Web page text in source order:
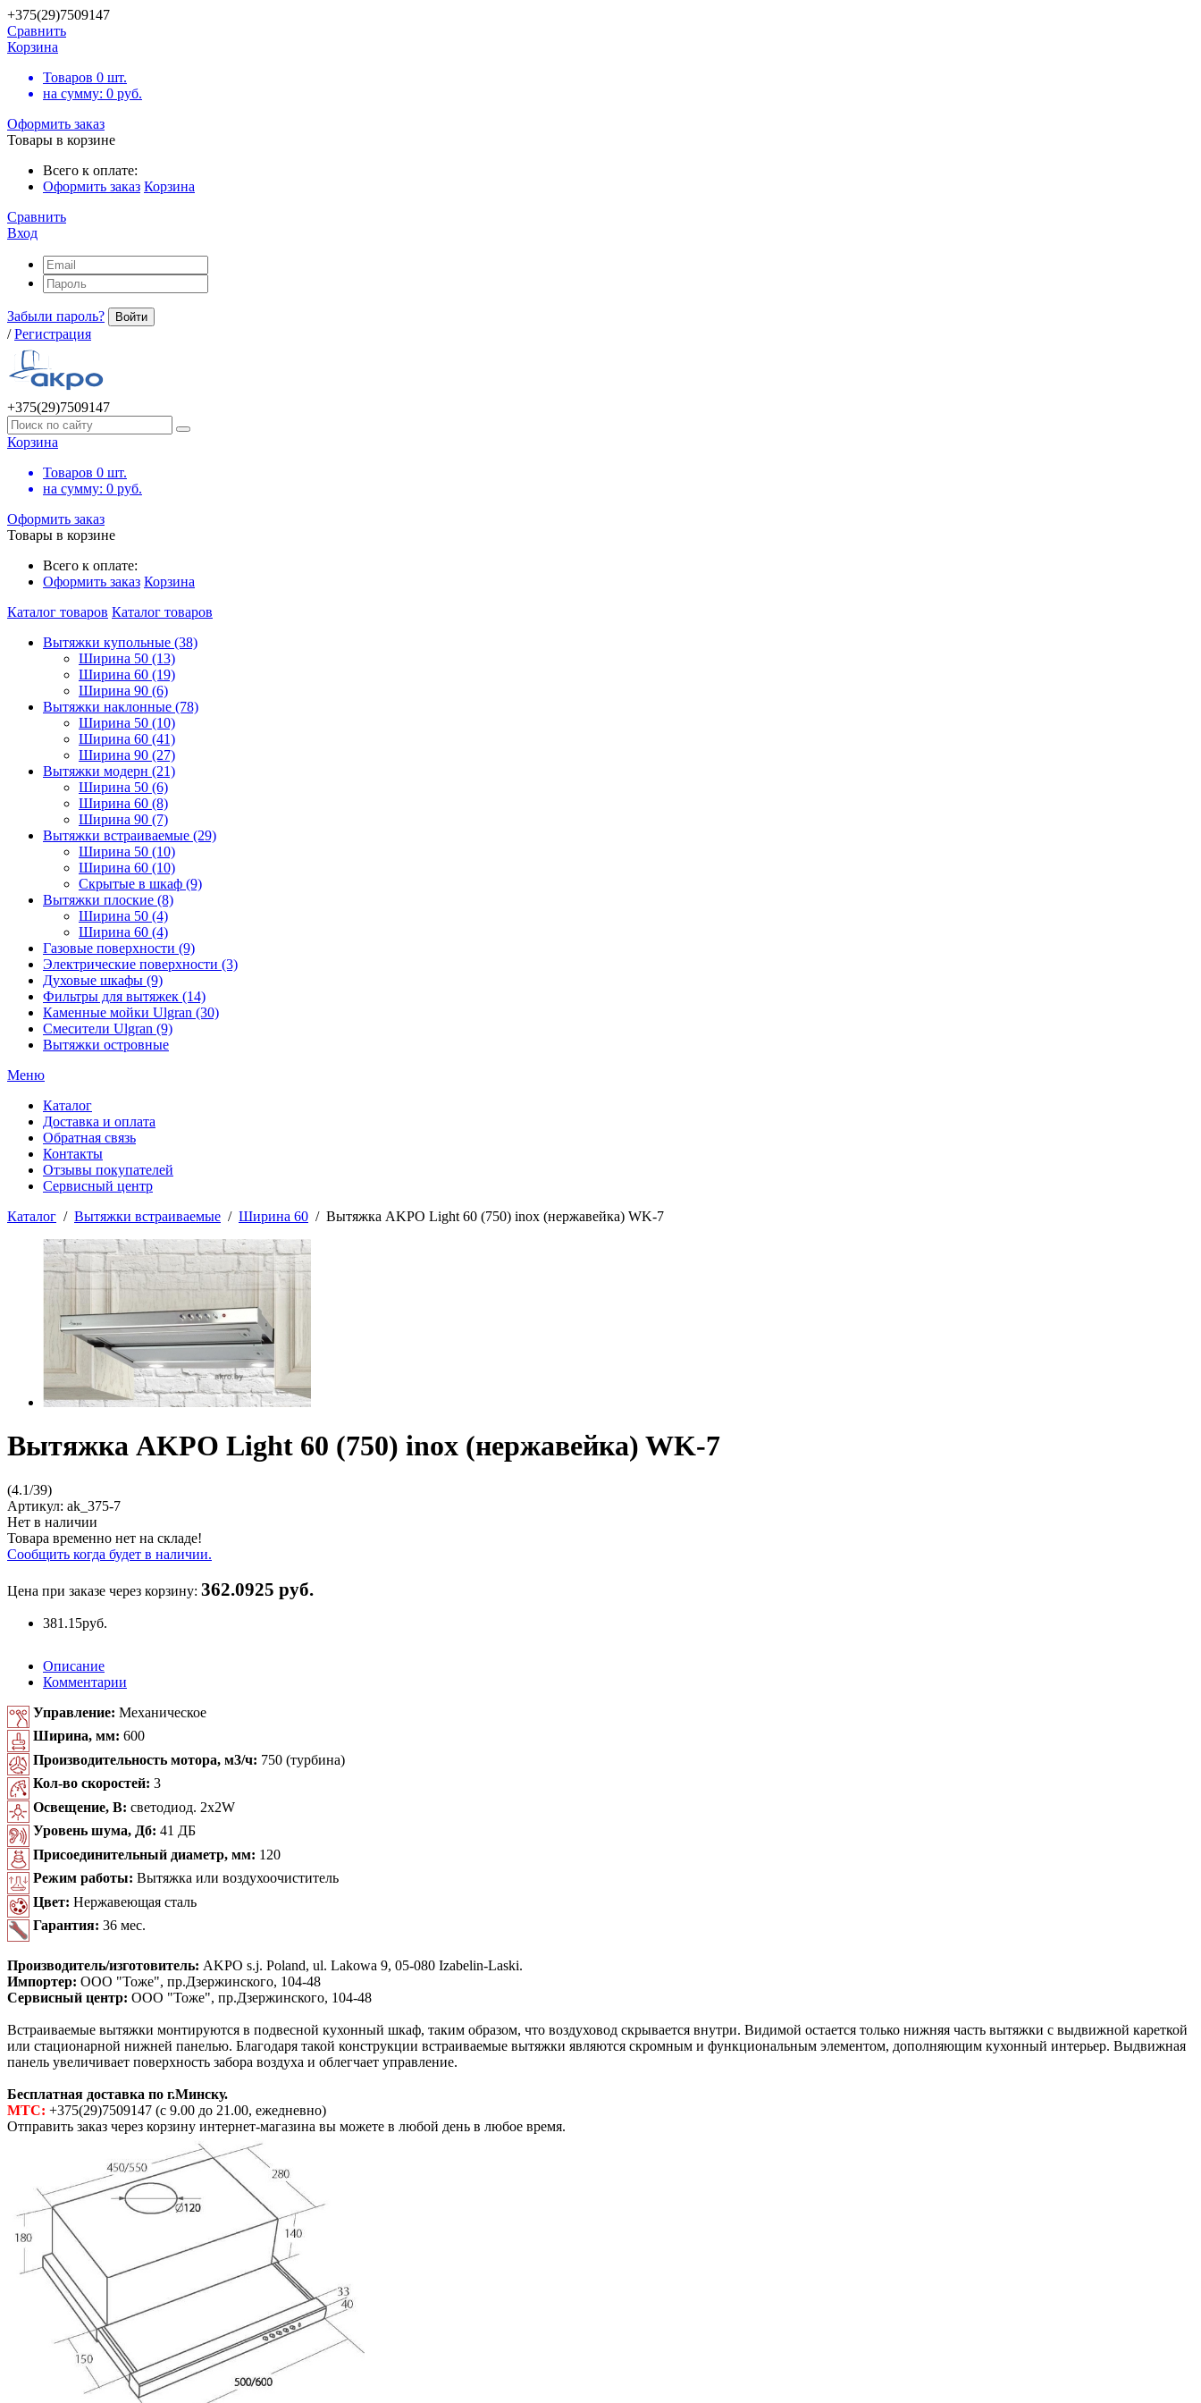
+375(29)7509147
Сравнить
Корзина
Товаров 0 шт.
на сумму: 0 руб.
Оформить заказ
Товары в корзине
Всего к оплате:
Оформить заказ Корзина
Сравнить
Вход
Забыли пароль? Войти
/ Регистрация
+375(29)7509147
Корзина
Товаров 0 шт.
на сумму: 0 руб.
Оформить заказ
Товары в корзине
Всего к оплате:
Оформить заказ Корзина
Каталог товаров Каталог товаров
Вытяжки купольные (38)
Ширина 50 (13)
Ширина 60 (19)
Ширина 90 (6)
Вытяжки наклонные (78)
Ширина 50 (10)
Ширина 60 (41)
Ширина 90 (27)
Вытяжки модерн (21)
Ширина 50 (6)
Ширина 60 (8)
Ширина 90 (7)
Вытяжки встраиваемые (29)
Ширина 50 (10)
Ширина 60 (10)
Скрытые в шкаф (9)
Вытяжки плоские (8)
Ширина 50 (4)
Ширина 60 (4)
Газовые поверхности (9)
Электрические поверхности (3)
Духовые шкафы (9)
Фильтры для вытяжек (14)
Каменные мойки Ulgran (30)
Смесители Ulgran (9)
Вытяжки островные
Меню
Каталог
Доставка и оплата
Обратная связь
Контакты
Отзывы покупателей
Сервисный центр
Каталог / Вытяжки встраиваемые / Ширина 60 / Вытяжка AKPO Light 60 (750) inox (нержавейка) WK-7
Вытяжка AKPO Light 60 (750) inox (нержавейка) WK-7
(4.1/39)
Артикул: ak_375-7
Нет в наличии
Товара временно нет на складе!
Сообщить когда будет в наличии.
Цена при заказе через корзину: 362.0925 руб.
381.15руб.
Описание
Комментарии
Управление: Механическое
Ширина, мм: 600
Производительность мотора, м3/ч: 750 (турбина)
Кол-во скоростей: 3
Освещение, В: светодиод. 2x2W
Уровень шума, Дб: 41 ДБ
Присоединительный диаметр, мм: 120
Режим работы: Вытяжка или воздухоочиститель
Цвет: Нержавеющая сталь
Гарантия: 36 мес.
Производитель/изготовитель: AKPO s.j. Poland, ul. Lakowa 9, 05-080 Izabelin-Laski.
Импортер: ООО "Тоже", пр.Дзержинского, 104-48
Сервисный центр: ООО "Тоже", пр.Дзержинского, 104-48
Встраиваемые вытяжки монтируются в подвесной кухонный шкаф, таким образом, что воздуховод скрывается внутри. Видимой остается только нижняя часть вытяжки с выдвижной кареткой
или стационарной нижней панелью. Благодаря такой конструкции встраиваемые вытяжки являются скромным и функциональным элементом, дополняющим кухонный интерьер. Выдвижная
панель увеличивает поверхность забора воздуха и облегчает управление.
Бесплатная доставка по г.Минску.
МТС: +375(29)7509147 (с 9.00 до 21.00, ежедневно)
Отправить заказ через корзину интернет-магазина вы можете в любой день в любое время.